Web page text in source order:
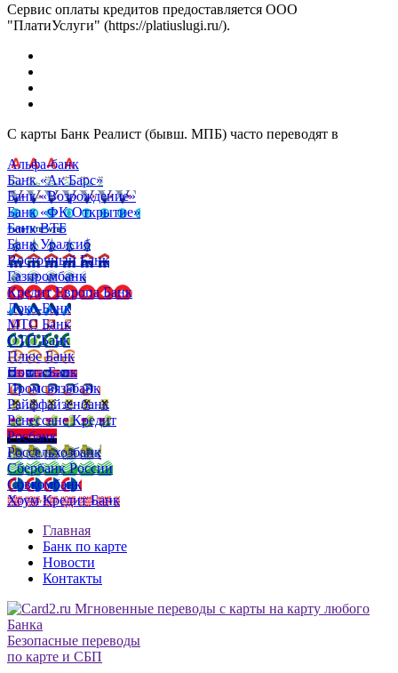
Сервис оплаты кредитов предоставляется ООО
"ПлатиУслуги" (https://platiuslugi.ru/).
С карты Банк Реалист (бывш. МПБ) часто переводят в
Альфа-банк
Банк «Ак Барс»
Банк «Возрождение»
Банк «ФК Открытие»
Банк ВТБ
Банк Уралсиб
Восточный Банк
Газпромбанк
Кредит Европа Банк
Локо-Банк
МТС Банк
ОТП Банк
Плюс Банк
Почта Банк
Промсвязьбанк
Райффайзенбанк
Ренессанс Кредит
Росбанк
Россельхозбанк
Сбербанк России
Совкомбанк
Хоум Кредит Банк
Главная
Банк по карте
Новости
Контакты
Безопасные переводы
по карте и СБП